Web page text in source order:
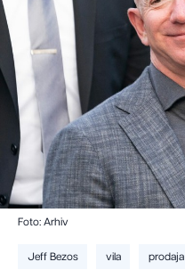
Foto: Arhiv
Jeff Bezos vila prodaja